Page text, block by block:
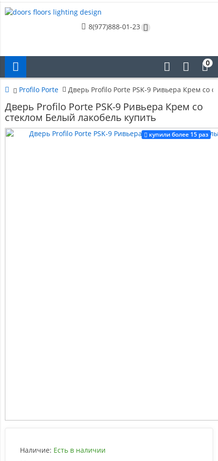
8(977)888-01-23
0
Profilo Porte Дверь Profilo Porte PSK-9 Ривьера Крем со
Дверь Profilo Porte PSK-9 Ривьера Крем со
стеклом Белый лакобель купить
купили более 15 раз
Наличие: Есть в наличии